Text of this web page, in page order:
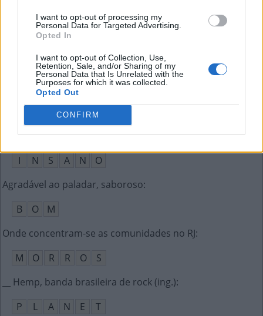
I want to opt-out of processing my
Personal Data for Targeted Advertising.
Opted In
I want to opt-out of Collection, Use,
Retention, Sale, and/or Sharing of my
Personal Data that Is Unrelated with the
Purposes for which it was collected.
Opted Out
CONFIRM
A N C A
R
Pacífico, Atlântico e Índico
C E A N O
S
Dedos dos pés em inglês:
S
Insensato, louco:
I
N S A N
O
Agradável ao paladar, saboroso:
B
O
M
Onde concentram-se as comunidades no RJ:
M
O R R O
S
__ Hemp, banda brasileira de rock (ing.):
P
L A N E
T